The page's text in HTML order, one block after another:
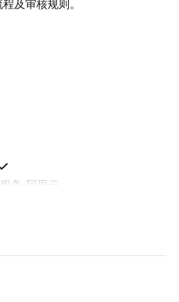
及审核规则。
务-阿里云